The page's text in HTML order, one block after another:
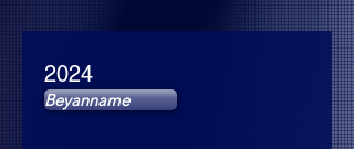
2024
Beyanname